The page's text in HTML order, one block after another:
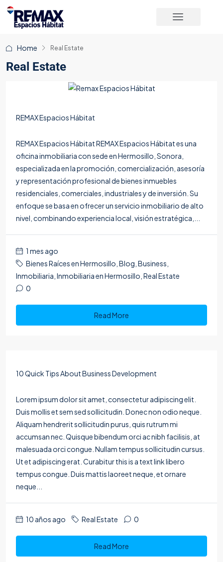
Home Real Estate
Real Estate
REMAX Espacios Hábitat
REMAX Espacios Hábitat REMAX Espacios Hábitat es una
oficina inmobiliaria con sede en Hermosillo, Sonora,
especializada en la promoción, comercialización, asesoría
y representación profesional de bienes inmuebles
residenciales, comerciales, industriales y de inversión. Su
enfoque se basa en ofrecer un servicio inmobiliario de alto
nivel, combinando experiencia local, visión estratégica,...
1 mes ago
Bienes Raíces en Hermosillo Blog Business
Inmobiliaria Inmobiliaria en Hermosillo Real Estate
0
Read More
10 Quick Tips About Business Development
Lorem ipsum dolor sit amet, consectetur adipiscing elit.
Duis mollis et sem sed sollicitudin. Donec non odio neque.
Aliquam hendrerit sollicitudin purus, quis rutrum mi
accumsan nec. Quisque bibendum orci ac nibh facilisis, at
malesuada orci congue. Nullam tempus sollicitudin cursus.
Ut et adipiscing erat. Curabitur this is a text link libero
tempus congue. Duis mattis laoreet neque, et ornare
neque...
10 años ago Real Estate 0
Read More